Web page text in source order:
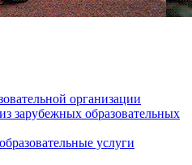
организации
зарубежных образовательных
услуги